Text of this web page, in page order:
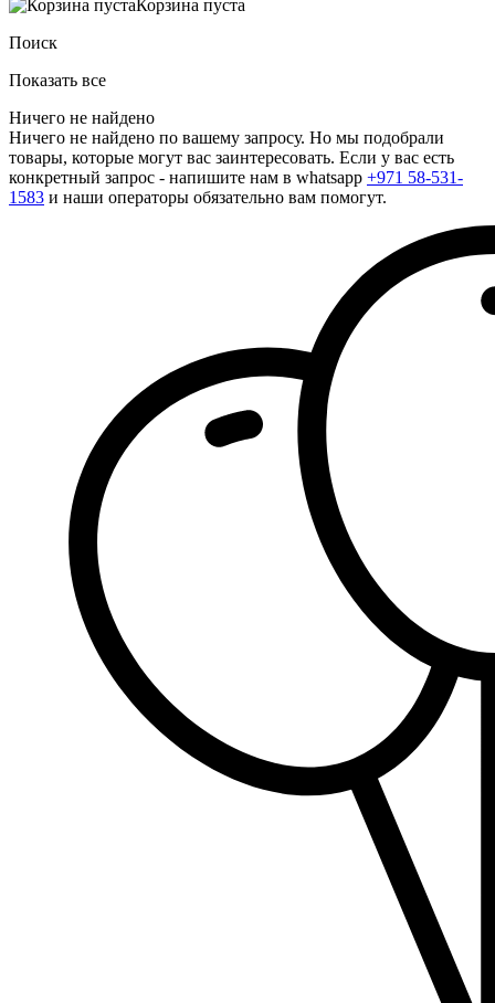
Корзина пуста
Поиск
Показать все
Ничего не найдено
Ничего не найдено по вашему запросу. Но мы подобрали
товары, которые могут вас заинтересовать. Если у вас есть
конкретный запрос - напишите нам в whatsapp +971 58-531-
1583 и наши операторы обязательно вам помогут.